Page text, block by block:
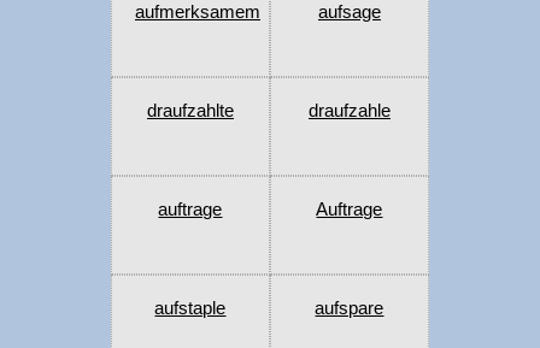
aufmerksamem aufsage
draufzahlte draufzahle
auftrage Auftrage
aufstaple aufspare